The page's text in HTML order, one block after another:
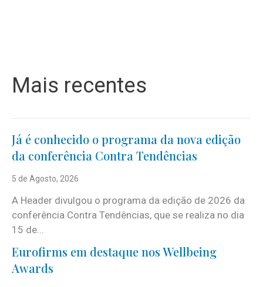
Mais recentes
Já é conhecido o programa da nova edição
da conferência Contra Tendências
5 de Agosto, 2026
A Header divulgou o programa da edição de 2026 da
conferência Contra Tendências, que se realiza no dia
15 de...
Eurofirms em destaque nos Wellbeing
Awards